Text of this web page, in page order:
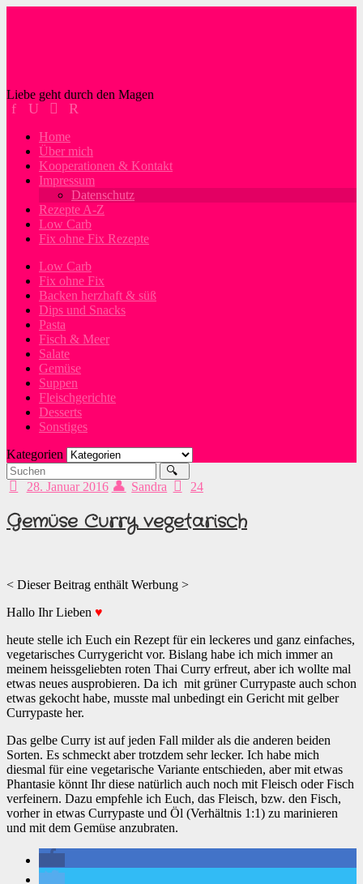
Liebe geht durch den Magen
Home
Über mich
Kooperationen & Kontakt
Impressum
Datenschutz
Rezepte A-Z
Low Carb
Fix ohne Fix Rezepte
Low Carb
Fix ohne Fix
Backen herzhaft & süß
Dips und Snacks
Pasta
Fisch & Meer
Salate
Gemüse
Suppen
Fleischgerichte
Desserts
Sonstiges
Kategorien
28. Januar 2016 Sandra 24
Gemüse Curry vegetarisch
< Dieser Beitrag enthält Werbung >
Hallo Ihr Lieben ♥
heute stelle ich Euch ein Rezept für ein leckeres und ganz einfaches,
vegetarisches Currygericht vor. Bislang habe ich mich immer an
meinem heissgeliebten roten Thai Curry erfreut, aber ich wollte mal
etwas neues ausprobieren. Da ich mit grüner Currypaste auch schon
etwas gekocht habe, musste mal unbedingt ein Gericht mit gelber
Currypaste her.
Das gelbe Curry ist auf jeden Fall milder als die anderen beiden
Sorten. Es schmeckt aber trotzdem sehr lecker. Ich habe mich
diesmal für eine vegetarische Variante entschieden, aber mit etwas
Phantasie könnt Ihr diese natürlich auch noch mit Fleisch oder Fisch
verfeinern. Dazu empfehle ich Euch, das Fleisch, bzw. den Fisch,
vorher in etwas Currypaste und Öl (Verhältnis 1:1) zu marinieren
und mit dem Gemüse anzubraten.